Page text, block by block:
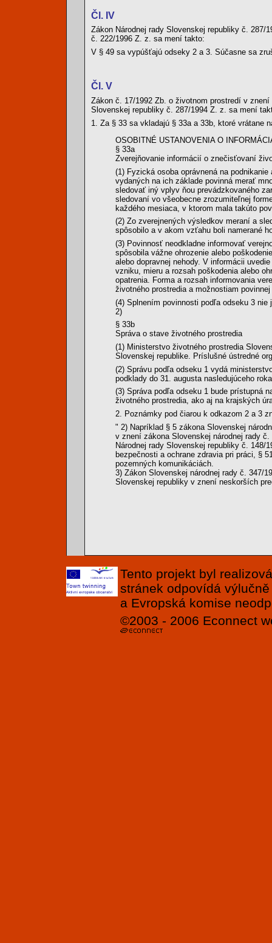
Čl. IV
Zákon Národnej rady Slovenskej republiky č.
č. 222/1996 Z. z. sa mení takto:
V § 49 sa vypúšťajú odseky 2 a 3. Súčasne sa
Čl. V
Zákon č. 17/1992 Zb. o životnom prostredí v
Slovenskej republiky č. 287/1994 Z. z. sa mení
1. Za § 33 sa vkladajú § 33a a 33b, ktoré vrátane
OSOBITNÉ USTANOVENIA O
§ 33a
Zverejňovanie informácií o znečisťovaní
(1) Fyzická osoba oprávnená na
vydaných na ich základe povinná merať
sledovať iný vplyv ňou prevádzkovaného
sledovaní vo všeobecne zrozumiteľnej
každého mesiaca, v ktorom mala takúto
(2) Zo zverejnených výsledkov meraní a
spôsobilo a v akom vzťahu boli namerané
(3) Povinnosť neodkladne informovať
spôsobila vážne ohrozenie alebo
alebo dopravnej nehody. V informácii
vzniku, mieru a rozsah poškodenia alebo
opatrenia. Forma a rozsah informovania
životného prostredia a možnostiam povinnej
(4) Splnením povinnosti podľa odseku 3
2)
§ 33b
Správa o stave životného prostredia
(1) Ministerstvo životného prostredia
Slovenskej republike. Príslušné ústredné
(2) Správu podľa odseku 1 vydá
podklady do 31. augusta nasledujúceho
(3) Správa podľa odseku 1 bude prístupná
životného prostredia, ako aj na krajských
2. Poznámky pod čiarou k odkazom 2 a 3
" 2) Napríklad § 5 zákona Slovenskej
v znení zákona Slovenskej národnej rady
Národnej rady Slovenskej republiky č. 148/
bezpečnosti a ochrane zdravia pri práci, §
pozemných komunikáciách.
3) Zákon Slovenskej národnej rady č. 347/
Slovenskej republiky v znení neskorších
Tento projekt byl
stránek odpovídá
a Evropská komise
©2003 - 2006 Econnect